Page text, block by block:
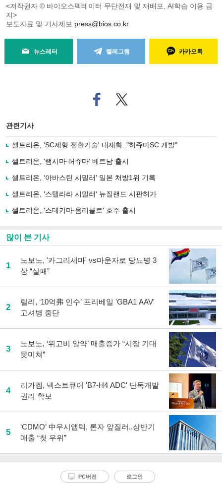
<저작권자 © 바이오스펙테이터 무단전재 및 재배포, AI학습 이용 금
지>
보도자료 및 기사제보 press@bios.co.kr
뉴스레터 텔레그램 카카오톡
페
이
로
기
사
유
기
트위
터로
관련기사
셀트리온, 'SC제형 전환기술' 내재화.."허쥬마SC 개발"
셀트리온, '램시마∙허쥬마' 베트남 출시
셀트리온, ‘아바스틴 시밀러' 일본 처방1위 기록
셀트리온, '스텔라라 시밀러' 뉴질랜드 시판허가
셀트리온, '스테키마∙옴리클로' 호주 출시
많이 본 기사
1
노보노, '카그리세마' vs마운자로 당뇨병 3
상 “실패”
2
릴리, ‘10억弗 인수’ 프리베일 'GBA1 AAV'
고셔병 중단
3
노보노, ‘위고비 알약’ 매출증가 “시장 기대
못미쳐”
4
리가켐, 넥스트큐어 'B7-H4 ADC' 단독개발
권리 확보
5
‘CDMO’ 中우시앱텍, 론자 앞질러..상반기
매출 “첫 우위”
PC버전 로그인